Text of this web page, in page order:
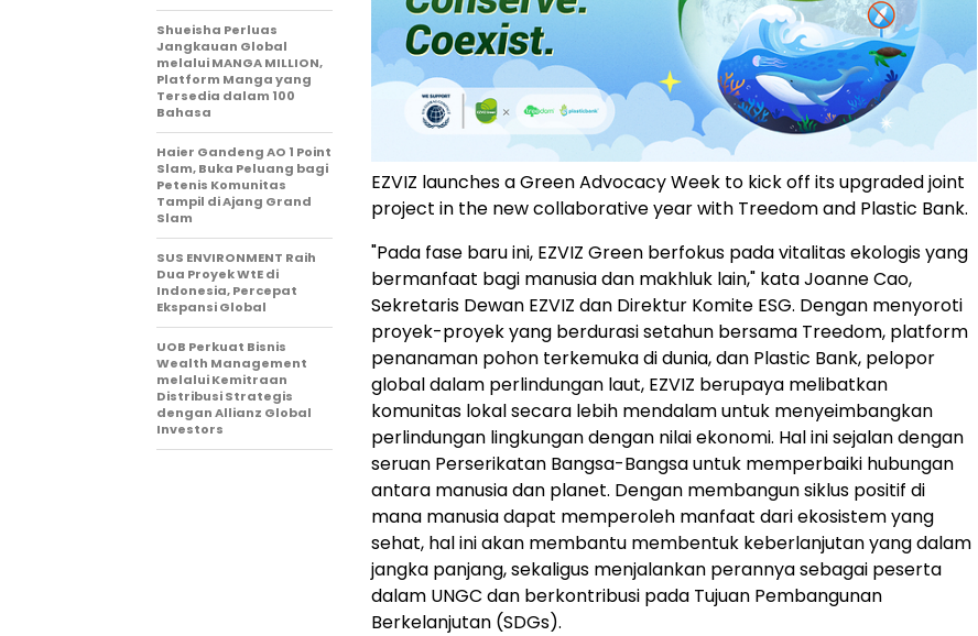
EZVIZ launches a Green Advocacy Week to kick off its upgraded joint
project in the new collaborative year with Treedom and Plastic Bank.
"Pada fase baru ini, EZVIZ Green berfokus pada vitalitas ekologis yang
bermanfaat bagi manusia dan makhluk lain," kata Joanne Cao,
Sekretaris Dewan EZVIZ dan Direktur Komite ESG. Dengan menyoroti
proyek-proyek yang berdurasi setahun bersama Treedom, platform
penanaman pohon terkemuka di dunia, dan Plastic Bank, pelopor
global dalam perlindungan laut, EZVIZ berupaya melibatkan
komunitas lokal secara lebih mendalam untuk menyeimbangkan
perlindungan lingkungan dengan nilai ekonomi. Hal ini sejalan dengan
seruan Perserikatan Bangsa-Bangsa untuk memperbaiki hubungan
antara manusia dan planet. Dengan membangun siklus positif di
mana manusia dapat memperoleh manfaat dari ekosistem yang
sehat, hal ini akan membantu membentuk keberlanjutan yang dalam
jangka panjang, sekaligus menjalankan perannya sebagai peserta
dalam UNGC dan berkontribusi pada Tujuan Pembangunan
Berkelanjutan (SDGs).
Shueisha Perluas
Jangkauan Global
melalui MANGA MILLION,
Platform Manga yang
Tersedia dalam 100
Bahasa
Haier Gandeng AO 1 Point
Slam, Buka Peluang bagi
Petenis Komunitas
Tampil di Ajang Grand
Slam
SUS ENVIRONMENT Raih
Dua Proyek WtE di
Indonesia, Percepat
Ekspansi Global
UOB Perkuat Bisnis
Wealth Management
melalui Kemitraan
Distribusi Strategis
dengan Allianz Global
Investors